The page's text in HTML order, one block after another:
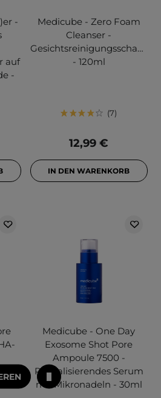
-
auf
-
Medicube - Zero Foam
Cleanser -
Gesichtsreinigungsschaum
- 120ml
7
12,99 €
IN DEN WARENKORB
Medicube - One Day
Exosome Shot Pore
Ampoule 7500 -
Revitalisierendes Serum
mit Mikronadeln - 30ml